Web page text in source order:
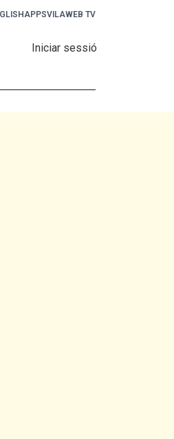
APPSVILAWEB TV
Iniciar sessió